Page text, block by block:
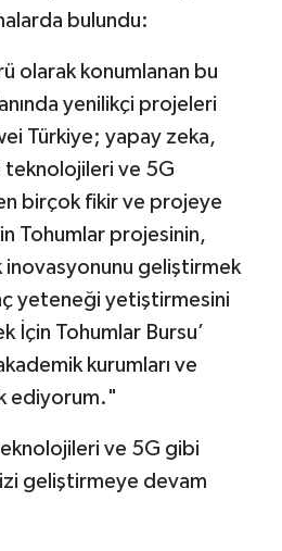
bulundu:
olarak konumlanan bu
yenilikçi projeleri
Türkiye; yapay zeka,
teknolojileri ve 5G
birçok fikir ve projeye
Tohumlar projesinin,
inovasyonunu geliştirmek
yeteneği yetiştirmesini
İçin Tohumlar Bursu’
kurumları ve
ediyorum."
ve 5G gibi
geliştirmeye devam